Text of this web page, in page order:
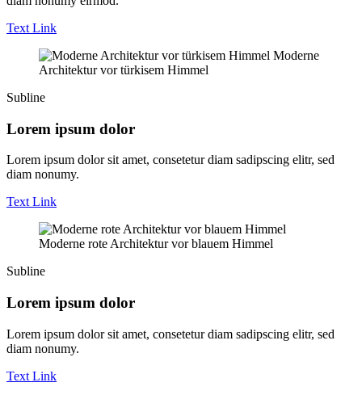
Text Link
Moderne
Architektur vor türkisem Himmel
Subline
Lorem ipsum dolor
Lorem ipsum dolor sit amet, consetetur diam sadipscing elitr, sed
diam nonumy.
Text Link
Moderne rote Architektur vor blauem Himmel
Subline
Lorem ipsum dolor
Lorem ipsum dolor sit amet, consetetur diam sadipscing elitr, sed
diam nonumy.
Text Link